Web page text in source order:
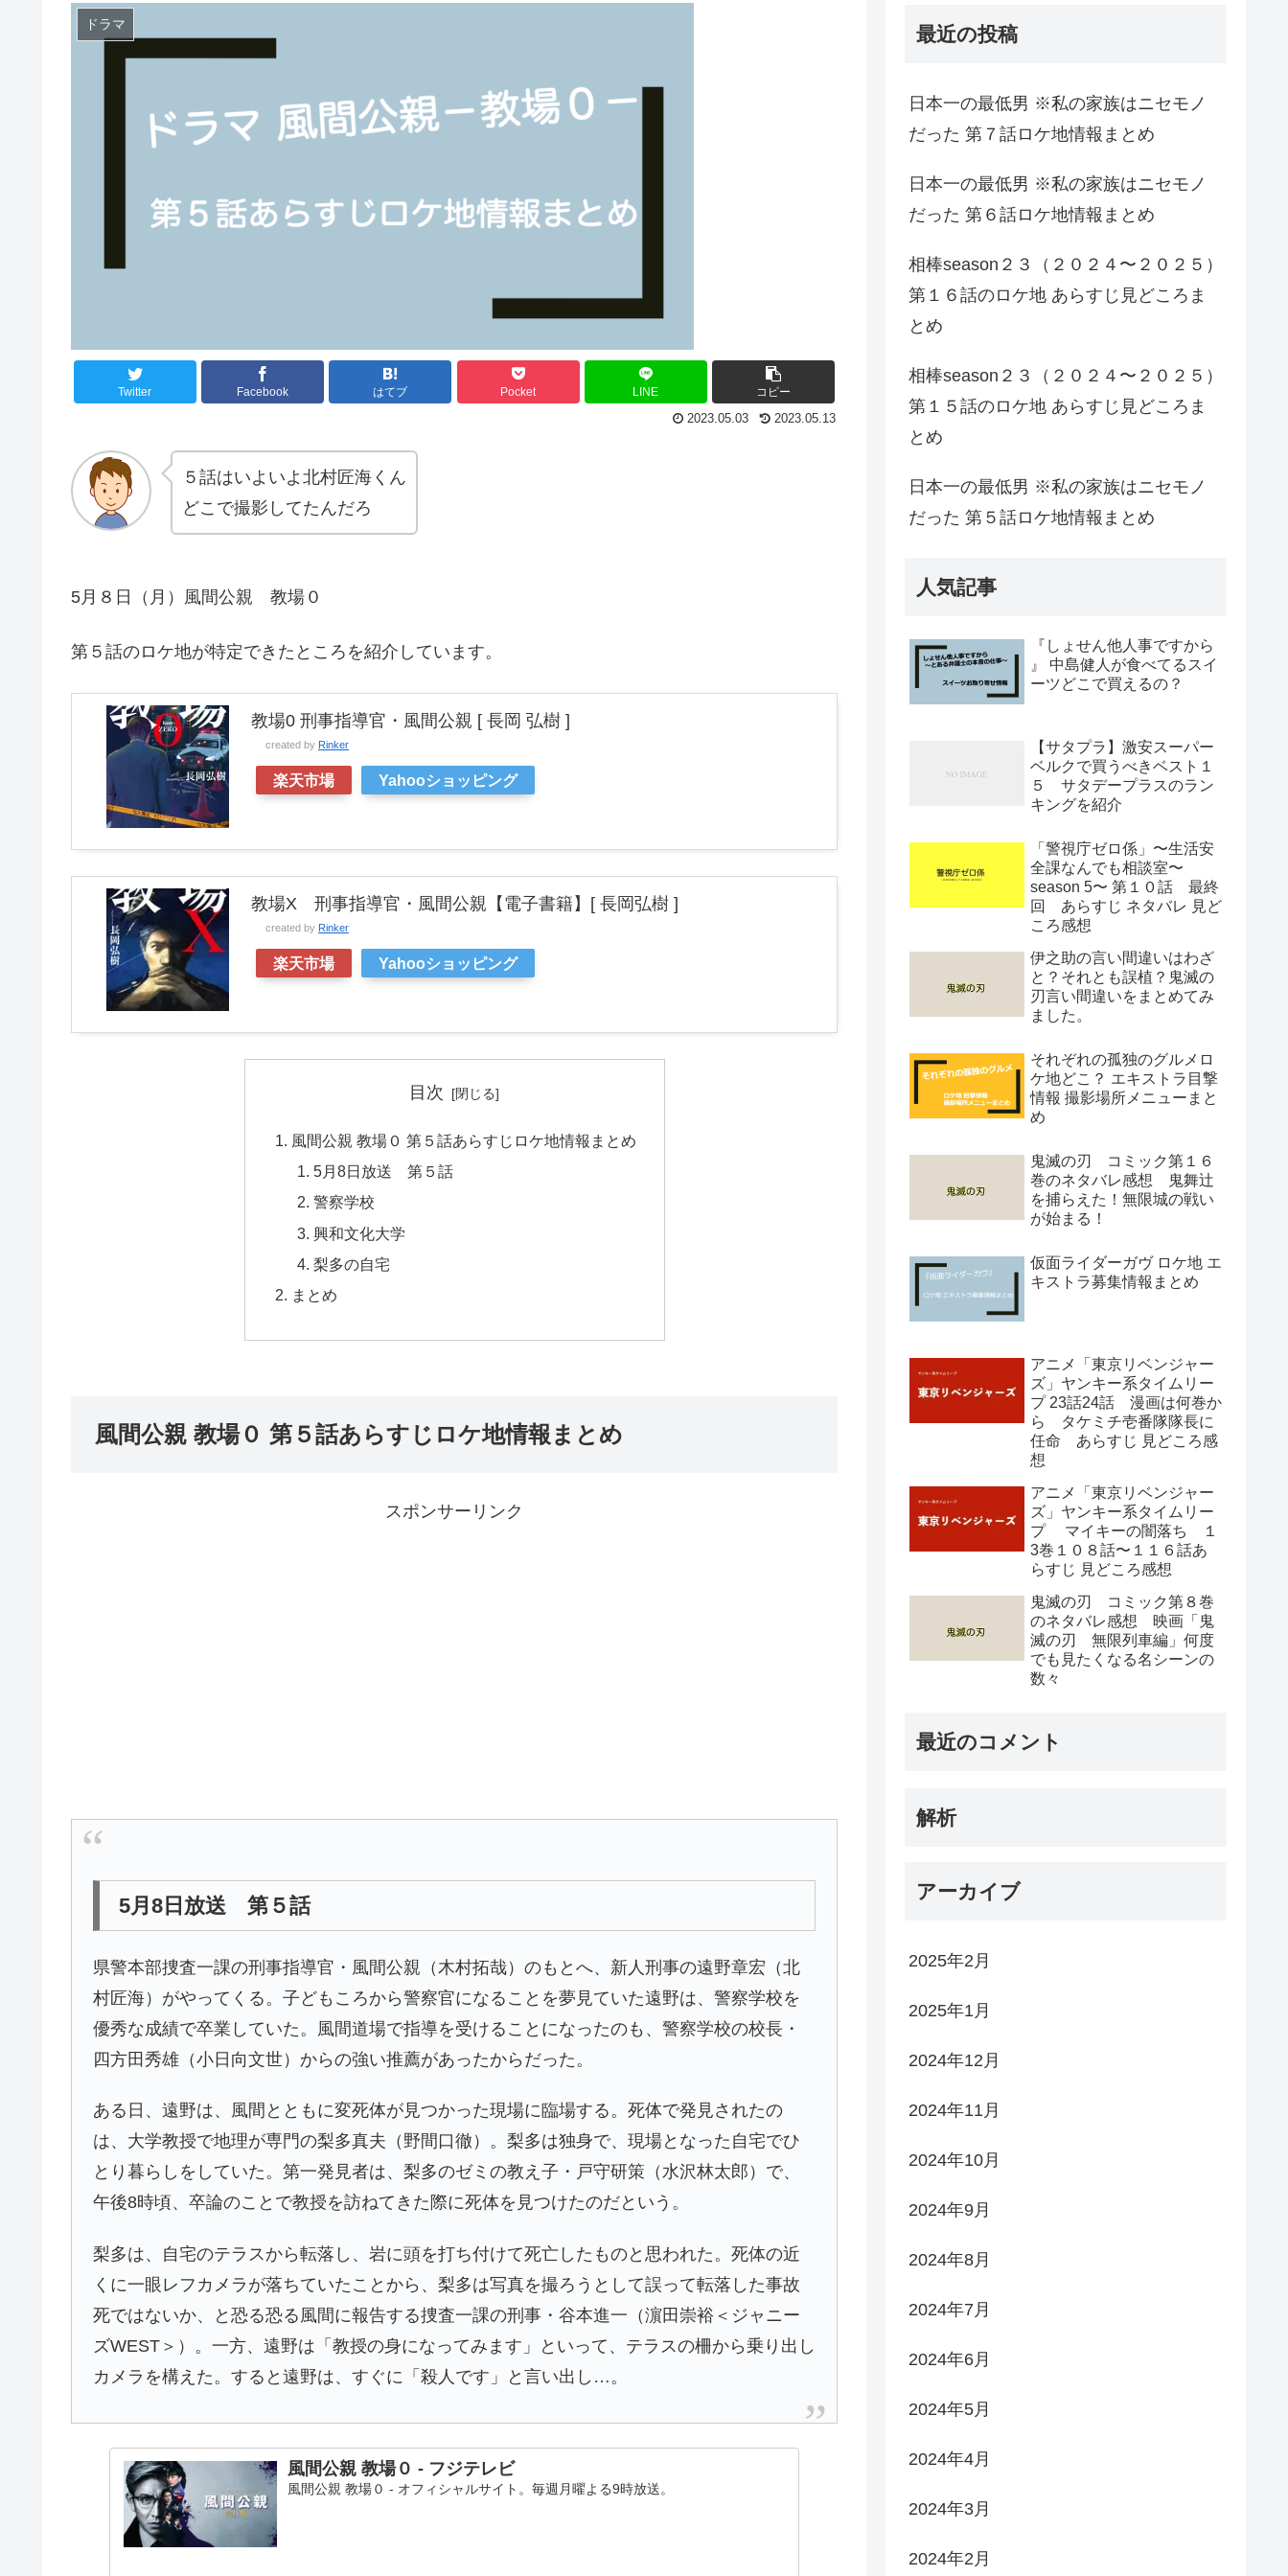
ドラマ
Twitter Facebook はてブ Pocket LINE
コピー
2023.05.13
2023.05.03
５話はいよいよ北村匠海くん
どこで撮影してたんだろ
5月８日（月）風間公親 教場０
第５話のロケ地が特定できたところを紹介しています。
教場0 刑事指導官・風間公親 [ 長岡 弘樹 ]
created by Rinker
楽天市場 Yahooショッピング
教場X 刑事指導官・風間公親【電子書籍】[ 長岡弘樹 ]
created by Rinker
楽天市場 Yahooショッピング
目次
風間公親 教場０ 第５話あらすじロケ地情報まとめ
5月8日放送 第５話
警察学校
興和文化大学
梨多の自宅
まとめ
風間公親 教場０ 第５話あらすじロケ地情報まとめ
スポンサーリンク
5月8日放送 第５話
県警本部捜査一課の刑事指導官・風間公親（木村拓哉）のもとへ、新人刑事の遠野章宏（北
村匠海）がやってくる。子どもころから警察官になることを夢見ていた遠野は、警察学校を
優秀な成績で卒業していた。風間道場で指導を受けることになったのも、警察学校の校長・
四方田秀雄（小日向文世）からの強い推薦があったからだった。
ある日、遠野は、風間とともに変死体が見つかった現場に臨場する。死体で発見されたの
は、大学教授で地理が専門の梨多真夫（野間口徹）。梨多は独身で、現場となった自宅でひ
とり暮らしをしていた。第一発見者は、梨多のゼミの教え子・戸守研策（水沢林太郎）で、
午後8時頃、卒論のことで教授を訪ねてきた際に死体を見つけたのだという。
梨多は、自宅のテラスから転落し、岩に頭を打ち付けて死亡したものと思われた。死体の近
くに一眼レフカメラが落ちていたことから、梨多は写真を撮ろうとして誤って転落した事故
死ではないか、と恐る恐る風間に報告する捜査一課の刑事・谷本進一（濵田崇裕＜ジャニー
ズWEST＞）。一方、遠野は「教授の身になってみます」といって、テラスの柵から乗り出し
カメラを構えた。すると遠野は、すぐに「殺人です」と言い出し…。
風間公親 教場０ - フジテレビ
風間公親 教場０ - オフィシャルサイト。毎週月曜よる9時放送。
最近の投稿
日本一の最低男 ※私の家族はニセモノ
だった 第７話ロケ地情報まとめ
日本一の最低男 ※私の家族はニセモノ
だった 第６話ロケ地情報まとめ
相棒season２３（２０２４〜２０２５）
第１６話のロケ地 あらすじ見どころま
とめ
相棒season２３（２０２４〜２０２５）
第１５話のロケ地 あらすじ見どころま
とめ
日本一の最低男 ※私の家族はニセモノ
だった 第５話ロケ地情報まとめ
人気記事
『しょせん他人事ですから
』 中島健人が食べてるスイ
ーツどこで買えるの？
【サタプラ】激安スーパー
ベルクで買うべきベスト１
５ サタデープラスのラン
キングを紹介
「警視庁ゼロ係」〜生活安
全課なんでも相談室〜
season 5〜 第１０話 最終
回 あらすじ ネタバレ 見ど
ころ感想
伊之助の言い間違いはわざ
と？それとも誤植？鬼滅の
刃言い間違いをまとめてみ
ました。
それぞれの孤独のグルメロ
ケ地どこ？ エキストラ目撃
情報 撮影場所メニューまと
め
鬼滅の刃 コミック第１６
巻のネタバレ感想 鬼舞辻
を捕らえた！無限城の戦い
が始まる！
仮面ライダーガヴ ロケ地 エ
キストラ募集情報まとめ
アニメ「東京リベンジャー
ズ」ヤンキー系タイムリー
プ 23話24話 漫画は何巻か
ら タケミチ壱番隊隊長に
任命 あらすじ 見どころ感
想
アニメ「東京リベンジャー
ズ」ヤンキー系タイムリー
プ マイキーの闇落ち １
3巻１０８話〜１１６話あ
らすじ 見どころ感想
鬼滅の刃 コミック第８巻
のネタバレ感想 映画「鬼
滅の刃 無限列車編」何度
でも見たくなる名シーンの
数々
最近のコメント
解析
アーカイブ
2025年2月
2025年1月
2024年12月
2024年11月
2024年10月
2024年9月
2024年8月
2024年7月
2024年6月
2024年5月
2024年4月
2024年3月
2024年2月